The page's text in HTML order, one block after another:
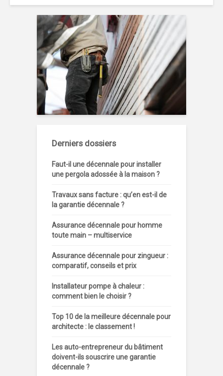
Derniers dossiers
Faut-il une décennale pour installer
une pergola adossée à la maison ?
Travaux sans facture : qu’en est-il de
la garantie décennale ?
Assurance décennale pour homme
toute main – multiservice
Assurance décennale pour zingueur :
comparatif, conseils et prix
Installateur pompe à chaleur :
comment bien le choisir ?
Top 10 de la meilleure décennale pour
architecte : le classement !
Les auto-entrepreneur du bâtiment
doivent-ils souscrire une garantie
décennale ?